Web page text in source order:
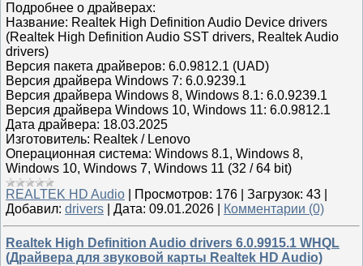
Подробнее о драйверах:
Название: Realtek High Definition Audio Device drivers
(Realtek High Definition Audio SST drivers, Realtek Audio
drivers)
Версия пакета драйверов: 6.0.9812.1 (UAD)
Версия драйвера Windows 7: 6.0.9239.1
Версия драйвера Windows 8, Windows 8.1: 6.0.9239.1
Версия драйвера Windows 10, Windows 11: 6.0.9812.1
Дата драйвера: 18.03.2025
Изготовитель: Realtek / Lenovo
Операционная система: Windows 8.1, Windows 8,
Windows 10, Windows 7, Windows 11 (32 / 64 bit)
REALTEK HD Audio
Просмотров: 176 Загрузок: 43
Добавил: drivers Дата: 09.01.2026 Комментарии (0)
Realtek High Definition Audio drivers 6.0.9915.1 WHQL
(Драйвера для звуковой карты Realtek HD Audio)